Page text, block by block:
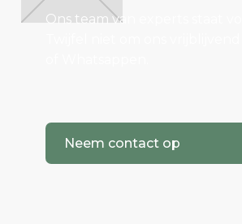
Ons team van experts staat
Neem contact op